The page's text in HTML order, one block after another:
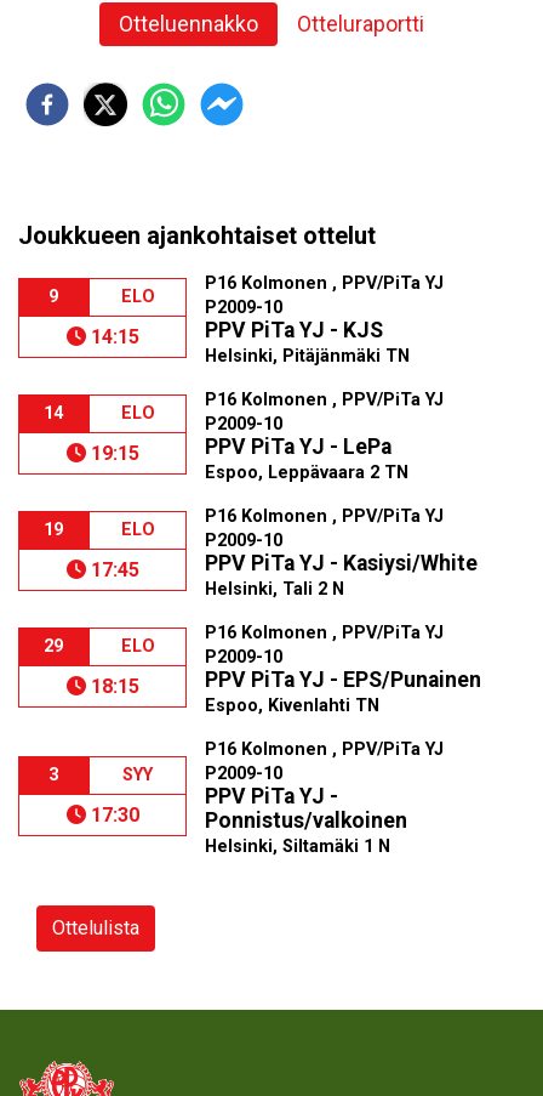
Otteluennakko Otteluraportti
Joukkueen ajankohtaiset ottelut
9 ELO
14:15
P16 Kolmonen , PPV/PiTa YJ
P2009-10
PPV PiTa YJ - KJS
Helsinki, Pitäjänmäki TN
14 ELO
19:15
P16 Kolmonen , PPV/PiTa YJ
P2009-10
PPV PiTa YJ - LePa
Espoo, Leppävaara 2 TN
19 ELO
17:45
P16 Kolmonen , PPV/PiTa YJ
P2009-10
PPV PiTa YJ - Kasiysi/White
Helsinki, Tali 2 N
29 ELO
18:15
P16 Kolmonen , PPV/PiTa YJ
P2009-10
PPV PiTa YJ - EPS/Punainen
Espoo, Kivenlahti TN
3 SYY
17:30
P16 Kolmonen , PPV/PiTa YJ
P2009-10
PPV PiTa YJ -
Ponnistus/valkoinen
Helsinki, Siltamäki 1 N
Ottelulista